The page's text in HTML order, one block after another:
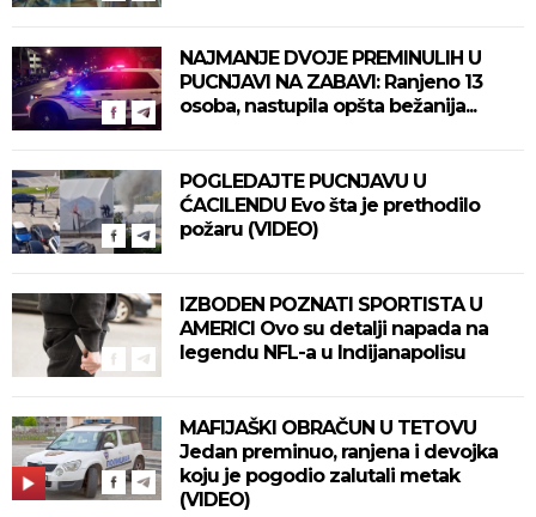
NAJMANJE DVOJE PREMINULIH U
PUCNJAVI NA ZABAVI: Ranjeno 13
osoba, nastupila opšta bežanija...
POGLEDAJTE PUCNJAVU U
ĆACILENDU Evo šta je prethodilo
požaru (VIDEO)
IZBODEN POZNATI SPORTISTA U
AMERICI Ovo su detalji napada na
legendu NFL-a u Indijanapolisu
MAFIJAŠKI OBRAČUN U TETOVU
Jedan preminuo, ranjena i devojka
koju je pogodio zalutali metak
(VIDEO)